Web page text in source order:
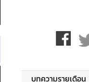
บทความรายเดือน